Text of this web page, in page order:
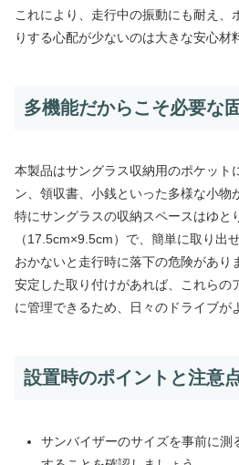
これにより、走行中の振動にも耐え、
りする心配が少ないのは大きな安心材
多機能だからこそ必要な
本製品はサングラス収納用のポケット
ン、領収書、小銭といった多様な小物
特にサングラスの収納スペースはゆと
（17.5cm×9.5cm）で、簡単に取り出
おかないと走行時に落下の危険があり
安定した取り付けがあれば、これらの
に管理できるため、日々のドライブが
設置時のポイントと注意
サンバイザーのサイズを事前に測